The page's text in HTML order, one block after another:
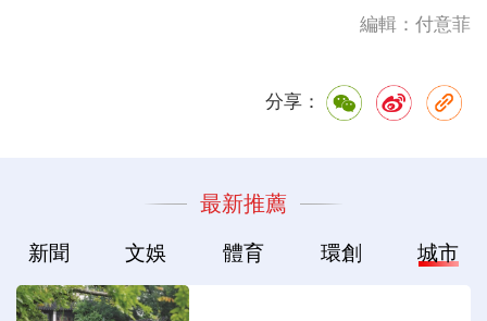
編輯：付意菲
分享：
最新推薦
新聞 文娛 體育 環創 城市